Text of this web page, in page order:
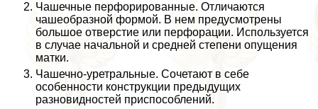
Чашечные перфорированные. Отличаются
чашеобразной формой. В нем предусмотрены
большое отверстие или перфорации. Используется
в случае начальной и средней степени опущения
матки.
Чашечно-уретральные. Сочетают в себе
особенности конструкции предыдущих
разновидностей приспособлений.